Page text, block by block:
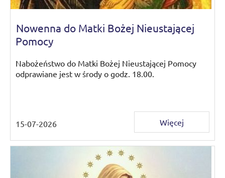
Nowenna do Matki Bożej Nieustającej
Pomocy
Nabożeństwo do Matki Bożej Nieustającej Pomocy
odprawiane jest w środy o godz. 18.00.
15-07-2026 Więcej